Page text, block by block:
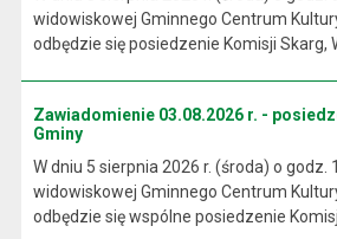
widowiskowej Gminnego Centrum
odbędzie się posiedzenie Komisji Skarg,
Zawiadomienie 03.08.2026 r. -
Gminy
W dniu 5 sierpnia 2026 r. (środa) o godz.
widowiskowej Gminnego Centrum
odbędzie się wspólne posiedzenie